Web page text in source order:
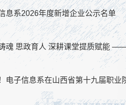
息系2026年度新增企业公示名单
魂 思政育人 深耕课堂提质赋能
电子信息系在山西省第十九届职业